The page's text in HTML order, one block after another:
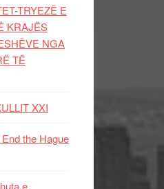
TRYEZË E
KRAJËS
NGA
TË
XXI
the Hague
e